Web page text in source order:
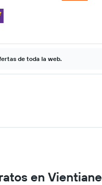
de toda la web.
en Vientiane